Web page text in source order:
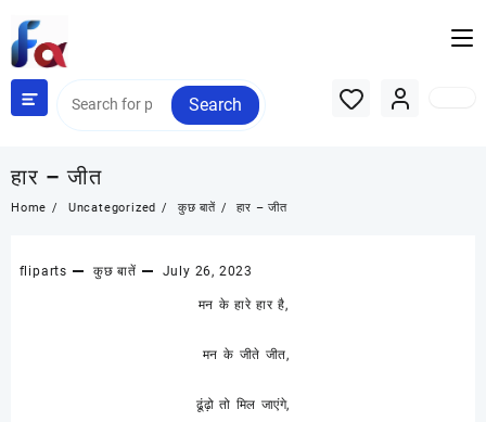
content
Search
हार – जीत
Home Uncategorized कुछ बातें हार – जीत
fliparts कुछ बातें July 26, 2023
मन के हारे हार है,
मन के जीते जीत,
ढूंढ़ो तो मिल जाएंगे,